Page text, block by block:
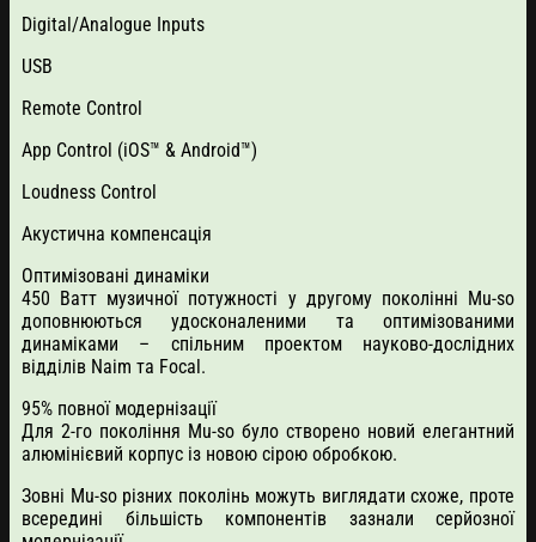
Digital/Analogue Inputs
USB
Remote Control
App Control (iOS™ & Android™)
Loudness Control
Акустична компенсація
Оптимізовані динаміки
450 Ватт музичної потужності у другому поколінні Mu-so
доповнюються удосконаленими та оптимізованими
динаміками – спільним проектом науково-дослідних
відділів Naim та Focal.
95% повної модернізації
Для 2-го покоління Mu-so було створено новий елегантний
алюмінієвий корпус із новою сірою обробкою.
Зовні Mu-so різних поколінь можуть виглядати схоже, проте
всередині більшість компонентів зазнали серйозної